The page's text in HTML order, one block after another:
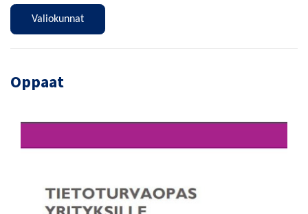
Valiokunnat
Oppaat